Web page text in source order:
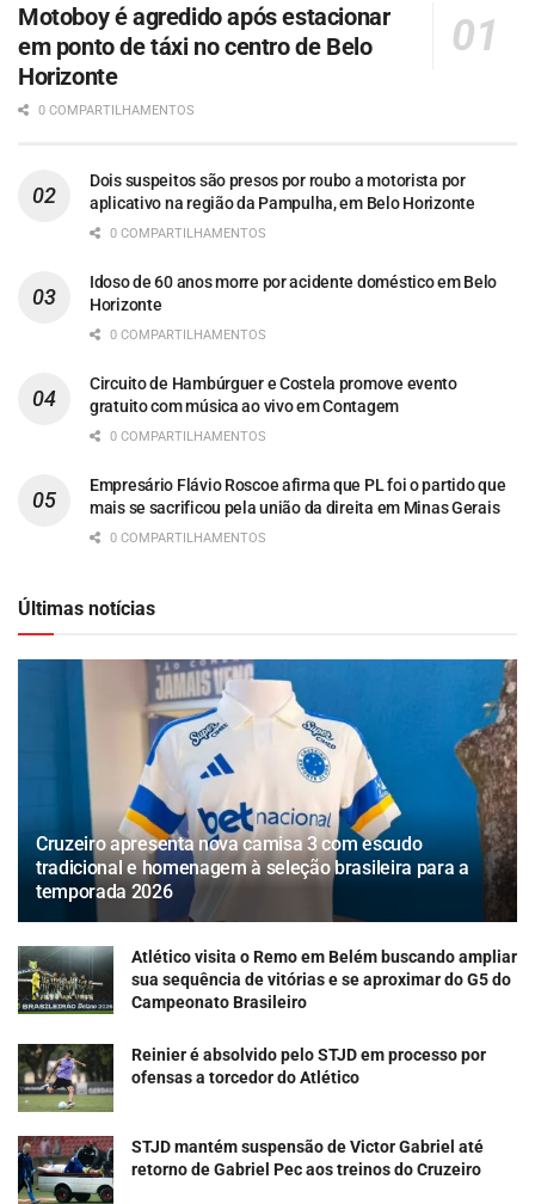
Motoboy é agredido após estacionar
em ponto de táxi no centro de Belo
Horizonte
0 COMPARTILHAMENTOS
Dois suspeitos são presos por roubo a motorista por
aplicativo na região da Pampulha, em Belo Horizonte
0 COMPARTILHAMENTOS
Idoso de 60 anos morre por acidente doméstico em Belo
Horizonte
0 COMPARTILHAMENTOS
Circuito de Hambúrguer e Costela promove evento
gratuito com música ao vivo em Contagem
0 COMPARTILHAMENTOS
Empresário Flávio Roscoe afirma que PL foi o partido que
mais se sacrificou pela união da direita em Minas Gerais
0 COMPARTILHAMENTOS
Últimas notícias
Cruzeiro apresenta nova camisa 3 com escudo
tradicional e homenagem à seleção brasileira para a
temporada 2026
Atlético visita o Remo em Belém buscando ampliar
sua sequência de vitórias e se aproximar do G5 do
Campeonato Brasileiro
Reinier é absolvido pelo STJD em processo por
ofensas a torcedor do Atlético
STJD mantém suspensão de Victor Gabriel até
retorno de Gabriel Pec aos treinos do Cruzeiro